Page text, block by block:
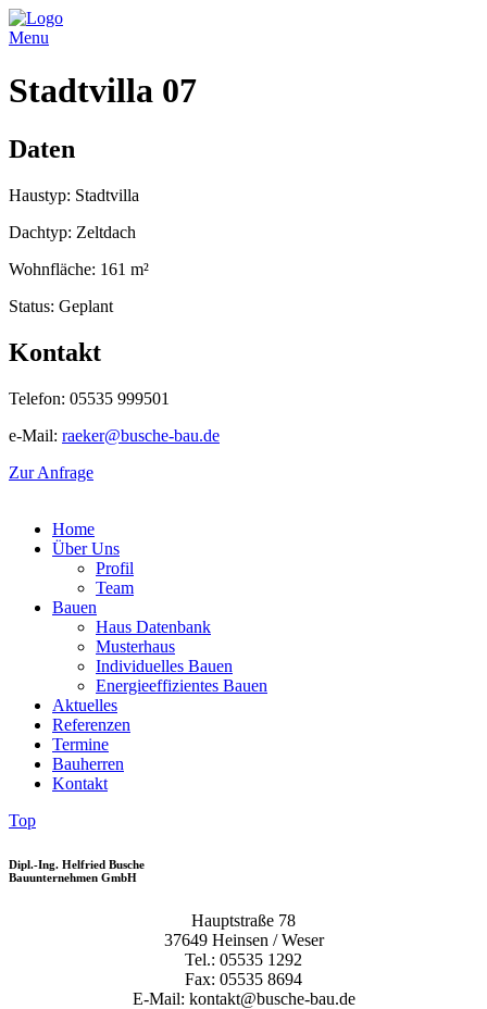
Menu
Stadtvilla 07
Daten
Haustyp: Stadtvilla
Dachtyp: Zeltdach
Wohnfläche: 161 m²
Status: Geplant
Kontakt
Telefon: 05535 999501
e-Mail: raeker@busche-bau.de
Zur Anfrage
Home
Über Uns
Profil
Team
Bauen
Haus Datenbank
Musterhaus
Individuelles Bauen
Energieeffizientes Bauen
Aktuelles
Referenzen
Termine
Bauherren
Kontakt
Top
Dipl.-Ing. Helfried Busche
Bauunternehmen GmbH
Hauptstraße 78
37649 Heinsen / Weser
Tel.: 05535 1292
Fax: 05535 8694
E-Mail: kontakt@busche-bau.de